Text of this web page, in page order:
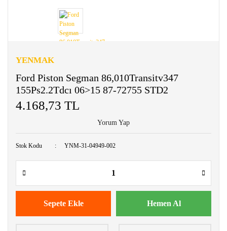
YENMAK
Ford Piston Segman 86,010Transitv347
155Ps2.2Tdcı 06>15 87-72755 STD2
4.168,73 TL
Yorum Yap
Stok Kodu YNM-31-04949-002
Sepete Ekle Hemen Al